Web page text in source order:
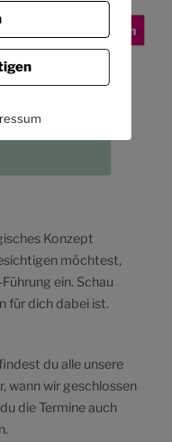
Suchen
Konzept
möchtest,
ein. Schau
für dich dabei ist.
du alle unsere
wann wir geschlossen
die Termine auch